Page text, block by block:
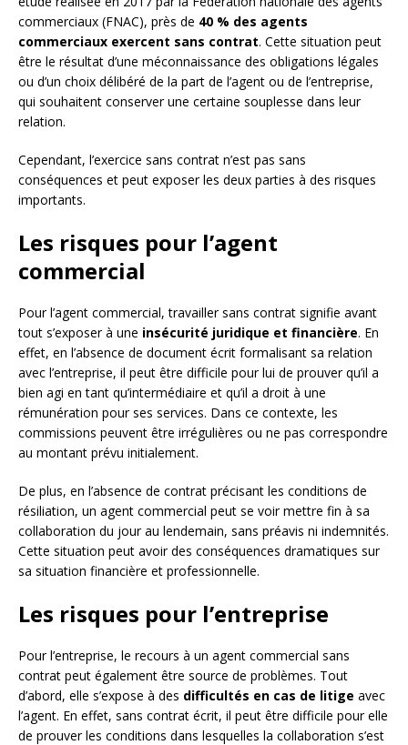
commerciaux (FNAC), près de 40 % des agents
commerciaux exercent sans contrat. Cette situation peut
être le résultat d’une méconnaissance des obligations légales
ou d’un choix délibéré de la part de l’agent ou de l’entreprise,
qui souhaitent conserver une certaine souplesse dans leur
relation.
Cependant, l’exercice sans contrat n’est pas sans
conséquences et peut exposer les deux parties à des risques
importants.
Les risques pour l’agent
commercial
Pour l’agent commercial, travailler sans contrat signifie avant
tout s’exposer à une insécurité juridique et financière. En
effet, en l’absence de document écrit formalisant sa relation
avec l’entreprise, il peut être difficile pour lui de prouver qu’il a
bien agi en tant qu’intermédiaire et qu’il a droit à une
rémunération pour ses services. Dans ce contexte, les
commissions peuvent être irrégulières ou ne pas correspondre
au montant prévu initialement.
De plus, en l’absence de contrat précisant les conditions de
résiliation, un agent commercial peut se voir mettre fin à sa
collaboration du jour au lendemain, sans préavis ni indemnités.
Cette situation peut avoir des conséquences dramatiques sur
sa situation financière et professionnelle.
Les risques pour l’entreprise
Pour l’entreprise, le recours à un agent commercial sans
contrat peut également être source de problèmes. Tout
d’abord, elle s’expose à des difficultés en cas de litige avec
l’agent. En effet, sans contrat écrit, il peut être difficile pour elle
de prouver les conditions dans lesquelles la collaboration s’est